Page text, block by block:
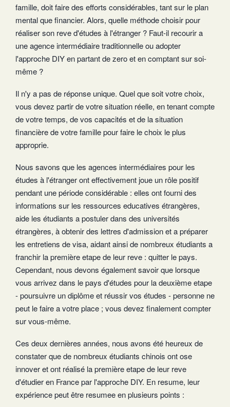
famille, doit faire des efforts considérables, tant sur le plan
mental que financier. Alors, quelle méthode choisir pour
réaliser son reve d'études à l'étranger ? Faut-il recourir a
une agence intermédiaire traditionnelle ou adopter
l'approche DIY en partant de zero et en comptant sur soi-
même ?
Il n'y a pas de réponse unique. Quel que soit votre choix,
vous devez partir de votre situation réelle, en tenant compte
de votre temps, de vos capacités et de la situation
financière de votre famille pour faire le choix le plus
approprie.
Nous savons que les agences intermédiaires pour les
études à l'étranger ont effectivement joue un rôle positif
pendant une période considérable : elles ont fourni des
informations sur les ressources educatives étrangères,
aide les étudiants a postuler dans des universités
étrangères, à obtenir des lettres d'admission et a préparer
les entretiens de visa, aidant ainsi de nombreux étudiants a
franchir la première etape de leur reve : quitter le pays.
Cependant, nous devons également savoir que lorsque
vous arrivez dans le pays d'études pour la deuxième etape
- poursuivre un diplôme et réussir vos études - personne ne
peut le faire a votre place ; vous devez finalement compter
sur vous-même.
Ces deux dernières années, nous avons été heureux de
constater que de nombreux étudiants chinois ont ose
innover et ont réalisé la première etape de leur reve
d'étudier en France par l'approche DIY. En resume, leur
expérience peut être resumee en plusieurs points :